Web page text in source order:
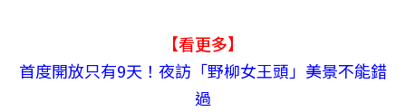
【看更多】
首度開放只有9天！夜訪「野柳女王頭」美景不能錯
過